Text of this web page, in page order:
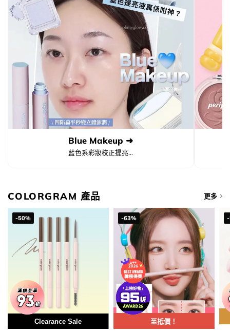
Blue Makeup ➜
藍色系彩妝校正提亮...
COLORGRAM 產品 更多
-50%
Clearance Sale
-63%
至抵價！